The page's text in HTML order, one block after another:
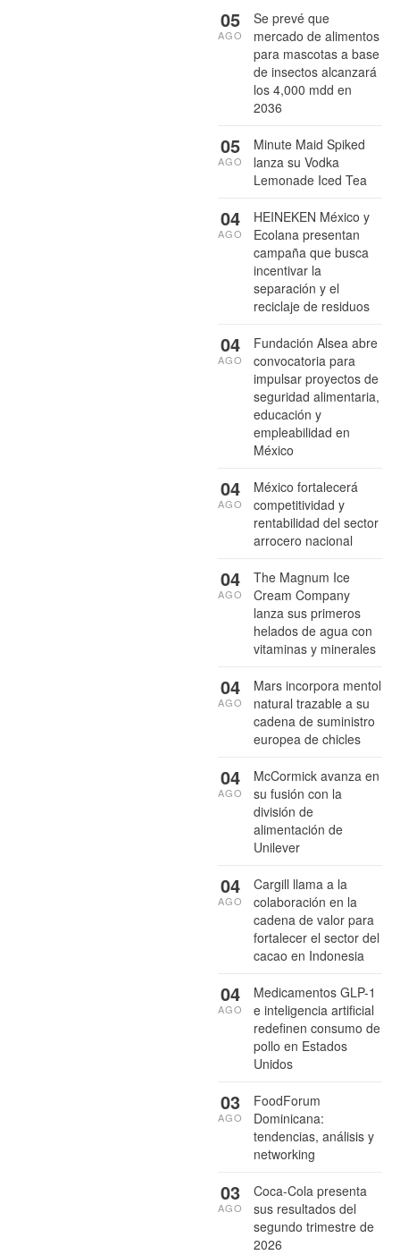
Se prevé que
mercado de alimentos
para mascotas a base
de insectos alcanzará
los 4,000 mdd en
2036
05
AGO
Minute Maid Spiked
lanza su Vodka
Lemonade Iced Tea
05
AGO
HEINEKEN México y
Ecolana presentan
campaña que busca
incentivar la
separación y el
reciclaje de residuos
04
AGO
Fundación Alsea abre
convocatoria para
impulsar proyectos de
seguridad alimentaria,
educación y
empleabilidad en
México
04
AGO
México fortalecerá
competitividad y
rentabilidad del sector
arrocero nacional
04
AGO
The Magnum Ice
Cream Company
lanza sus primeros
helados de agua con
vitaminas y minerales
04
AGO
Mars incorpora mentol
natural trazable a su
cadena de suministro
europea de chicles
04
AGO
McCormick avanza en
su fusión con la
división de
alimentación de
Unilever
04
AGO
Cargill llama a la
colaboración en la
cadena de valor para
fortalecer el sector del
cacao en Indonesia
04
AGO
Medicamentos GLP-1
e inteligencia artificial
redefinen consumo de
pollo en Estados
Unidos
04
AGO
FoodForum
Dominicana:
tendencias, análisis y
networking
03
AGO
Coca-Cola presenta
sus resultados del
segundo trimestre de
2026
03
AGO